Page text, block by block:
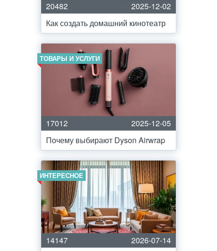
20482
2025-12-02
Как создать домашний кинотеатр
ТОВАРЫ И УСЛУГИ
17012
2025-12-05
Почему выбирают Dyson Airwrap
ИНТЕРЕСНОЕ
14147
2026-07-14